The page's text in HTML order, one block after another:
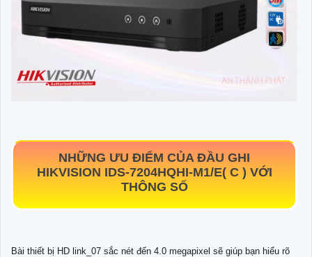
NHỮNG ƯU ĐIỂM CỦA ĐẦU GHI
HIKVISION IDS-7204HQHI-M1/E( C ) VỚI
THÔNG SỐ
Bài thiết bị HD link_07 sắc nét đến 4.0 megapixel sẽ giúp bạn hiểu rõ